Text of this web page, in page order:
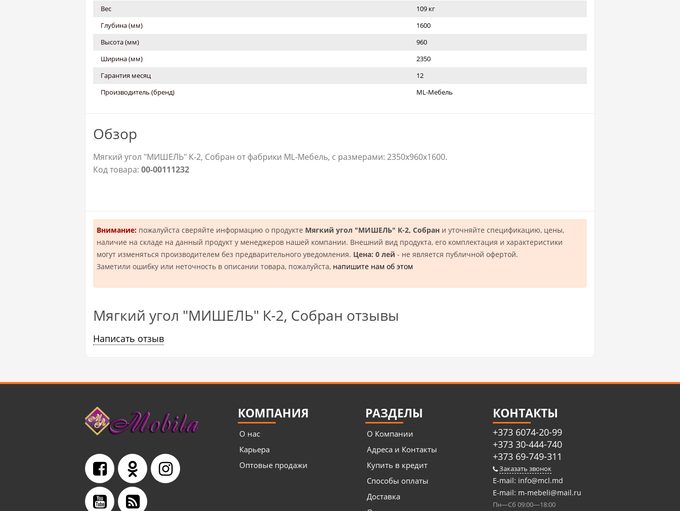
Вес
109 кг
Глубина (мм)
1600
Высота (мм)
960
Ширина (мм)
2350
Гарантия месяц
12
Производитель (бренд)
ML-Мебель
Обзор
Мягкий угол "МИШЕЛЬ" К-2, Собран от фабрики ML-Мебель, с размерами: 2350x960x1600.
Код товара: 00-00111232
Внимание: пожалуйста сверяйте информацию о продукте Мягкий угол "МИШЕЛЬ" К-2, Собран и уточняйте спецификацию, цены,
наличие на складе на данный продукт у менеджеров нашей компании. Внешний вид продукта, его комплектация и характеристики
могут изменяться производителем без предварительного уведомления. Цена: 0 лей - не является публичной офертой.
Заметили ошибку или неточность в описании товара, пожалуйста, напишите нам об этом
Мягкий угол "МИШЕЛЬ" К-2, Собран отзывы
Написать отзыв
КОМПАНИЯ
О нас
Карьера
Оптовые продажи
РАЗДЕЛЫ
О Компании
Адреса и Контакты
Купить в кредит
Способы оплаты
Доставка
КОНТАКТЫ
+373 6074-20-99
+373 30-444-740
+373 69-749-311
Заказать звонок
E-mail: info@mcl.md
E-mail: m-mebeli@mail.ru
Пн—Сб 09:00—18:00